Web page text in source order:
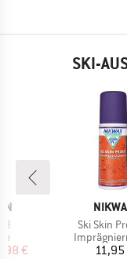
SKI-
Preis
€
Artikel
Ski Skin
11,95